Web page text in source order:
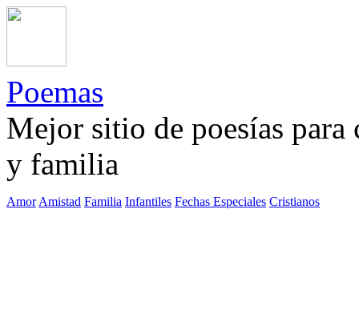
Poemas
Mejor sitio de poesías
y familia
Amor Amistad Familia Infantiles Fechas Especiales Cristianos